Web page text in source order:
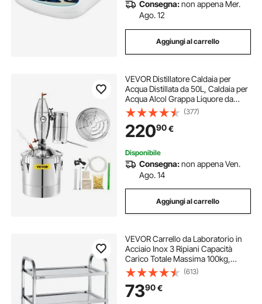
Consegna:non appena Mer.
Ago. 12
Aggiungi al carrello
VEVOR Distillatore Caldaia per
Acqua Distillata da 50L, Caldaia per
Acqua Alcol Grappa Liquore da
Distillazione, Serbatoio da
Fermentazione per Fermentare
Bevande Acqua Vino Liquore in
Acciaio Inox
(377)
22090€
Disponibile
Consegna:non appena Ven.
Ago. 14
Aggiungi al carrello
VEVOR Carrello da Laboratorio in
Acciaio Inox 3 Ripiani Capacità
Carico Totale Massima 100kg,
Carrello Sanitario in Acciaio Inox
201 740 x 396 x 860 mm, Carrello
per Medicazione da Laboratorio 3
Piani
(613)
7390€